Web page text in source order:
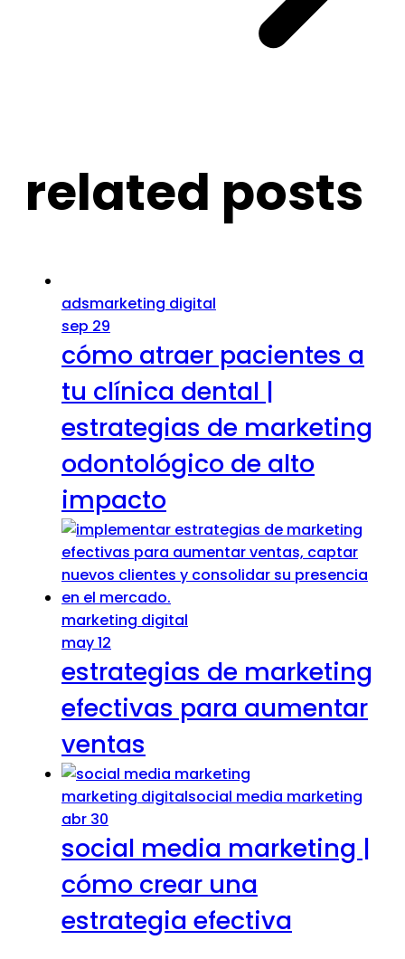
related posts
adsmarketing digital
sep 29
cómo atraer pacientes a
tu clínica dental |
estrategias de marketing
odontológico de alto
impacto
marketing digital
may 12
estrategias de marketing
efectivas para aumentar
ventas
marketing digitalsocial media marketing
abr 30
social media marketing |
cómo crear una
estrategia efectiva